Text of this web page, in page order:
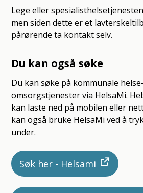
Lege eller
men siden dette er et
pårørende ta kontakt selv.
Du kan også søke
Du kan søke på kommunale
omsorgstjenester via HelsaMi.
kan laste ned på mobilen eller
kan også bruke HelsaMi ved å
under.
Søk her - Helsami